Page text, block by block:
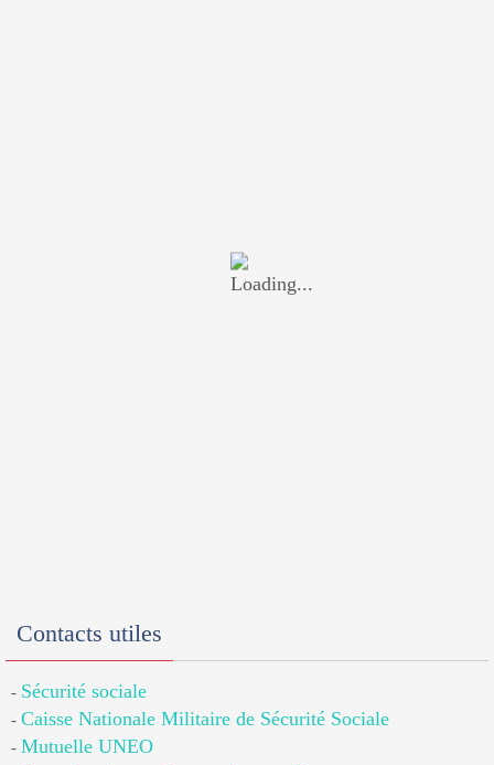
Contacts utiles
- Sécurité sociale
- Caisse Nationale Militaire de Sécurité Sociale
- Mutuelle UNEO